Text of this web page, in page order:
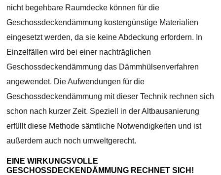
nicht begehbare Raumdecke können für die
Geschossdeckendämmung kostengünstige Materialien
eingesetzt werden, da sie keine Abdeckung erfordern. In
Einzelfällen wird bei einer nachträglichen
Geschossdeckendämmung das Dämmhülsenverfahren
angewendet. Die Aufwendungen für die
Geschossdeckendämmung mit dieser Technik rechnen sich
schon nach kurzer Zeit. Speziell in der Altbausanierung
erfüllt diese Methode sämtliche Notwendigkeiten und ist
außerdem auch noch umweltgerecht.
EINE WIRKUNGSVOLLE
GESCHOSSDECKENDÄMMUNG RECHNET SICH!